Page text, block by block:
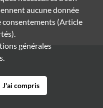
aucune donnée
consentements (Article
générales
J'ai compris